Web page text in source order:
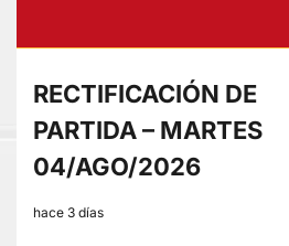
RECTIFICACIÓN DE
PARTIDA – MARTES
04/AGO/2026
hace 3 días